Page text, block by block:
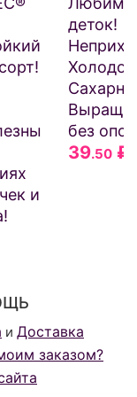
и
деток!
без
39.50 ₽
и Доставка
заказом?